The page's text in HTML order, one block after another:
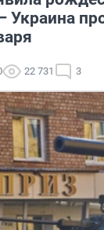
Украина
22 731 3